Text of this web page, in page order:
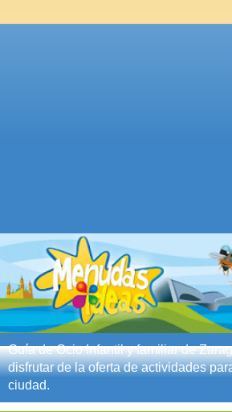
Guía de Ocio Infantil y familiar de
disfrutar de la oferta de actividades
ciudad.